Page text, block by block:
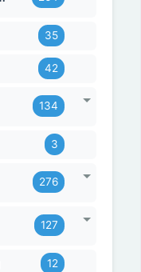
35
42
134
3
276
127
12